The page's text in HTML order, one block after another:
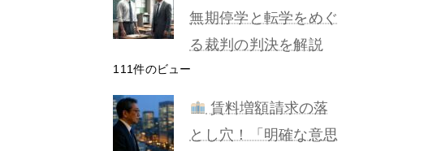
無期停学と転学をめぐ
る裁判の判決を解説
111件のビュー
賃料増額請求の落
とし穴！「明確な意思